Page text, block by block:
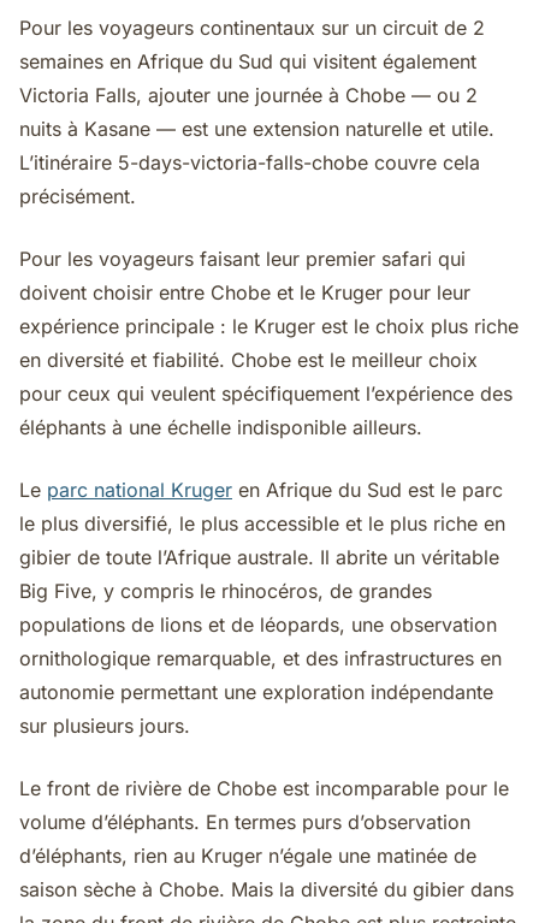
Pour les voyageurs continentaux sur un circuit de 2
semaines en Afrique du Sud qui visitent également
Victoria Falls, ajouter une journée à Chobe — ou 2
nuits à Kasane — est une extension naturelle et utile.
L’itinéraire 5-days-victoria-falls-chobe couvre cela
précisément.
Pour les voyageurs faisant leur premier safari qui
doivent choisir entre Chobe et le Kruger pour leur
expérience principale : le Kruger est le choix plus riche
en diversité et fiabilité. Chobe est le meilleur choix
pour ceux qui veulent spécifiquement l’expérience des
éléphants à une échelle indisponible ailleurs.
Le parc national Kruger en Afrique du Sud est le parc
le plus diversifié, le plus accessible et le plus riche en
gibier de toute l’Afrique australe. Il abrite un véritable
Big Five, y compris le rhinocéros, de grandes
populations de lions et de léopards, une observation
ornithologique remarquable, et des infrastructures en
autonomie permettant une exploration indépendante
sur plusieurs jours.
Le front de rivière de Chobe est incomparable pour le
volume d’éléphants. En termes purs d’observation
d’éléphants, rien au Kruger n’égale une matinée de
saison sèche à Chobe. Mais la diversité du gibier dans